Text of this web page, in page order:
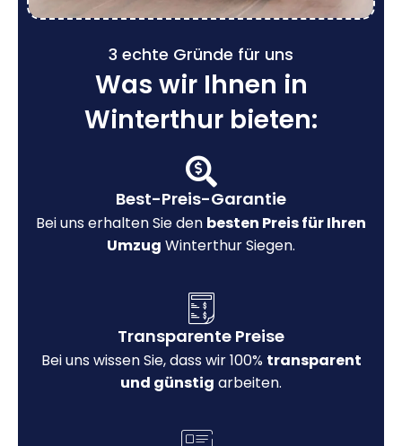
3 echte Gründe für uns
Was wir Ihnen in
Winterthur bieten:
Best-Preis-Garantie
Bei uns erhalten Sie den besten Preis für Ihren
Umzug Winterthur Siegen.
Transparente Preise
Bei uns wissen Sie, dass wir 100% transparent
und günstig arbeiten.